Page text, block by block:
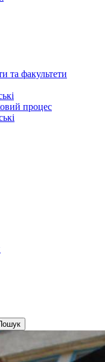
та факультети
процес